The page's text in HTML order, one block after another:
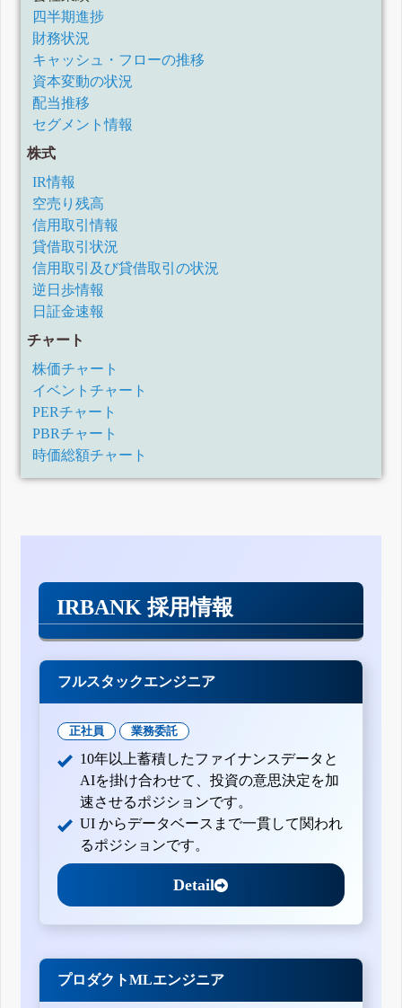
四半期進捗
財務状況
キャッシュ・フローの推移
資本変動の状況
配当推移
セグメント情報
株式
IR情報
空売り残高
信用取引情報
貸借取引状況
信用取引及び貸借取引の状況
逆日歩情報
日証金速報
チャート
株価チャート
イベントチャート
PERチャート
PBRチャート
時価総額チャート
IRBANK 採用情報
フルスタックエンジニア
正社員 業務委託
10年以上蓄積したファイナンスデータと
AIを掛け合わせて、投資の意思決定を加
速させるポジションです。
UI からデータベースまで一貫して関われ
るポジションです。
Detail
プロダクトMLエンジニア